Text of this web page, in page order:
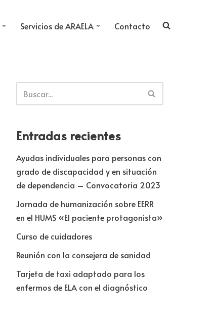
Servicios de ARAELA Contacto
Entradas recientes
Ayudas individuales para personas con
grado de discapacidad y en situación
de dependencia – Convocatoria 2023
Jornada de humanización sobre EERR
en el HUMS «El paciente protagonista»
Curso de cuidadores
Reunión con la consejera de sanidad
Tarjeta de taxi adaptado para los
enfermos de ELA con el diagnóstico